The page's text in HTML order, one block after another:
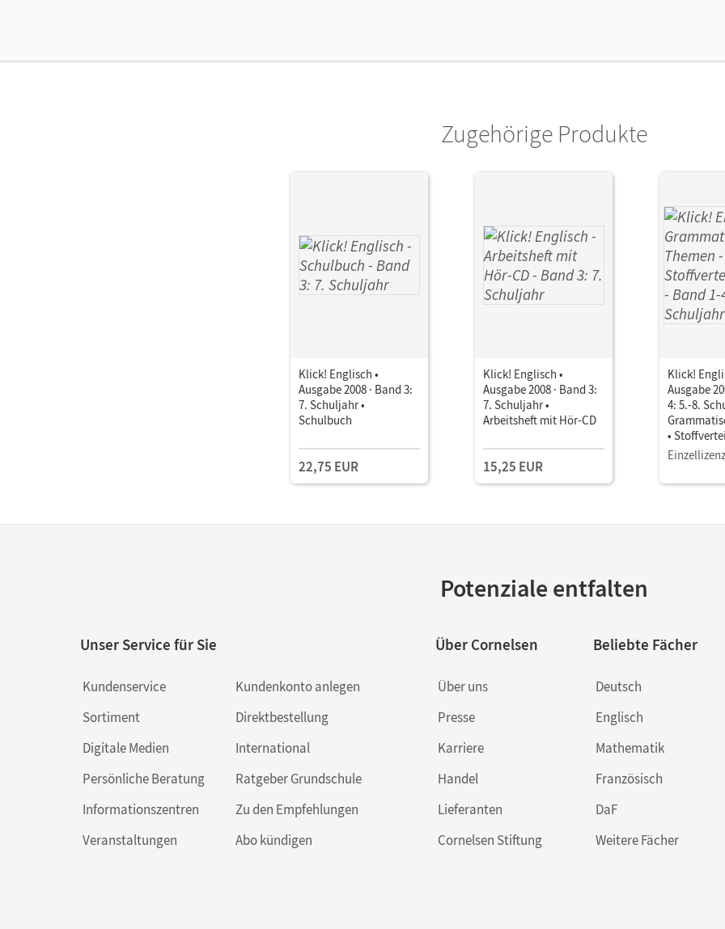
Zugehörige Produkte
Klick! Englisch •
Ausgabe 2008 · Band 3:
7. Schuljahr •
Schulbuch
22,75 EUR
Klick! Englisch •
Ausgabe 2008 · Band 3:
7. Schuljahr •
Arbeitsheft mit Hör-CD
15,25 EUR
Klick!
Ausgabe
4: 5.-8.
•
Einzellizenz
Potenziale entfalten
Unser Service für Sie
Kundenservice
Sortiment
Digitale Medien
Persönliche Beratung
Informationszentren
Veranstaltungen
Kundenkonto anlegen
Direktbestellung
International
Ratgeber Grundschule
Zu den Empfehlungen
Abo kündigen
Über Cornelsen
Über uns
Presse
Karriere
Handel
Lieferanten
Cornelsen Stiftung
Beliebte Fächer
Deutsch
Englisch
Mathematik
Französisch
DaF
Weitere Fächer